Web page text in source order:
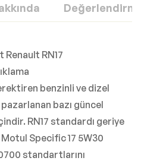
Renault RN17
benzinli ve dizel
bazı güncel
RN17 standardı geriye
Specific 17 5W30
standartlarını